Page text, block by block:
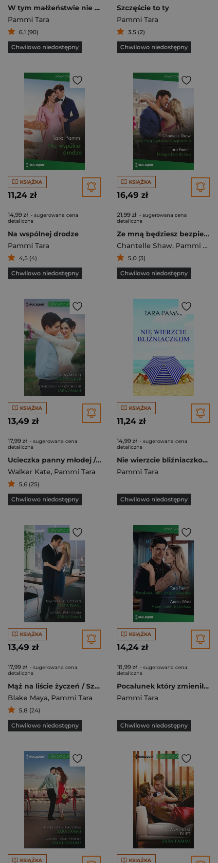
W tym małżeństwie nie będzie nudno / Ślubna niespodzianka
Pammi Tara
6,1 (90)
Chwilowo niedostępny
Szczęście to ty
Pammi Tara
3,5 (2)
Chwilowo niedostępny
KSIĄŻKA
11,24 zł
14,99 zł - sugerowana cena
detaliczna
Na wspólnej drodze
Pammi Tara
4,5 (4)
Chwilowo niedostępny
KSIĄŻKA
16,49 zł
21,99 zł - sugerowana cena
detaliczna
Ze mną będziesz bezpieczna / Niespodzianki losu
Chantelle Shaw, Pammi Tara
5,0 (3)
Chwilowo niedostępny
KSIĄŻKA
13,49 zł
17,99 zł - sugerowana cena
detaliczna
Ucieczka panny młodej / Księżniczka z niższych sfer
Walker Kate, Pammi Tara
5,6 (25)
Chwilowo niedostępny
KSIĄŻKA
11,24 zł
14,99 zł - sugerowana cena
detaliczna
Nie wierzcie bliźniaczkom wyd. kieszonkowe
Pammi Tara
Chwilowo niedostępny
KSIĄŻKA
13,49 zł
17,99 zł - sugerowana cena
detaliczna
Mąż na liście życzeń / Sztuka uwodzenia
Blake Maya, Pammi Tara
5,8 (24)
Chwilowo niedostępny
KSIĄŻKA
14,24 zł
18,99 zł - sugerowana cena
detaliczna
Pocałunek który zmienił wszystko
Pammi Tara
Chwilowo niedostępny
KSIĄŻKA KSIĄŻKA